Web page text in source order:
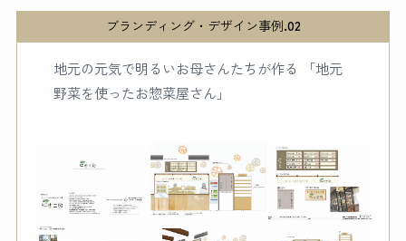
ブランディング・デザイン事例.02
地元の元気で明るいお母さんたちが作る 「地元
野菜を使ったお惣菜屋さん」